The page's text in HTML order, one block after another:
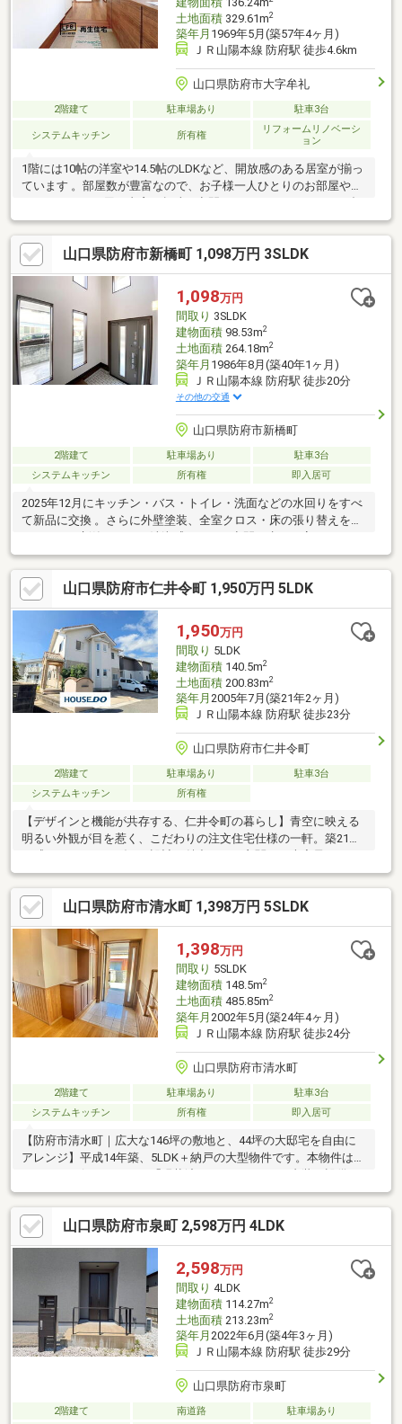
土地面積329.61m2
築年月 1969年5月(築57年4ヶ月)
ＪＲ山陽本線 防府駅 徒歩4.6km
山口県防府市大字牟礼
2階建て 駐車場あり 駐車3台
システムキッチン 所有権
リフォームリノベーシ
ョン
1階には10帖の洋室や14.5帖のLDKなど、開放感のある居室が揃っ
ています 。部屋数が豊富なので、お子様一人ひとりのお部屋や、
わせた自由な使い方が可能です♪
山口県防府市新橋町 1,098万円 3SLDK
1,098万円
間取り 3SLDK
建物面積98.53m2
土地面積264.18m2
築年月 1986年8月(築40年1ヶ月)
ＪＲ山陽本線 防府駅 徒歩20分
その他の交通
山口県防府市新橋町
2階建て 駐車場あり
駐車3台
システムキッチン
所有権 即入居可
2025年12月にキッチン・バス・トイレ・洗面などの水回りをすべ
て新品に交換 。さらに外壁塗装、全室クロス・床の張り替えを行
い、まるで新築のような清潔感あふれる空間に生まれ変わってい
ます 。【ここがイチオシ！】◆開放感のある大きな窓と吹き抜け
玄関仕様で開放感 。LDKには小上がりの和室が隣接しており、お
子様の遊び場や客間としてもマルチに活躍します 。◆ゆとりの敷
地と駐車4台： 約80坪の広々とした敷地を活かし、車4台が停めら
れるカースペースへ拡張。南側には広いお庭もあり、ペットやお
子様との遊び場としても使えます。◆佐波小学校まで徒歩10分
（約775ｍ）と近く、毎日の通学も安心です 。
山口県防府市仁井令町 1,950万円 5LDK
1,950万円
間取り 5LDK
建物面積140.5m2
土地面積200.83m2
築年月 2005年7月(築21年2ヶ月)
ＪＲ山陽本線 防府駅 徒歩23分
山口県防府市仁井令町
2階建て 駐車場あり
駐車3台
システムキッチン
所有権
【デザインと機能が共存する、仁井令町の暮らし】青空に映える
明るい外観が目を惹く、こだわりの注文住宅仕様の一軒。築21年
ーズインクローク（SIC）を備え、ベビーカーや趣味の道具もすっ
きり収納可能。水回りを集約した効率的な家事動線は、忙しい共
働き世帯の強い味方です。延床140㎡超のゆとりある5LDKは、家
族それぞれの時間も大切にできる広さ。内装リフォーム前だから
こそ、壁紙やキッチンなどをご自身のセンスで自由に選べる楽し
みがあります。立地もよく、便利なエリアで、建売にはない「個
性と暮らしやすさ」を両立した住まいを形にしませんか？
山口県防府市清水町 1,398万円 5SLDK
1,398万円
間取り 5SLDK
建物面積148.5m2
土地面積485.85m2
築年月 2002年5月(築24年4ヶ月)
ＪＲ山陽本線 防府駅 徒歩24分
山口県防府市清水町
2階建て 駐車場あり
駐車3台
システムキッチン
所有権 即入居可
【防府市清水町｜広大な146坪の敷地と、44坪の大邸宅を自由に
アレンジ】平成14年築、5LDK＋納戸の大型物件です。本物件はリ
フォームを行っていない「現状渡し」だからこそ、内装や設備を
自分好みにカスタマイズしたい方に最適。予算を抑えてDIYを楽し
むもよし、こだわりのリノベーションで新築同様に仕上げるもよ
し、選択肢は自由自在です。最大の特徴は、普通車10台分を確保
できる圧倒的な敷地。事務所兼住宅や、趣味のガレージ、多頭飼
いのドッグランなど、既存の枠にとらわれない暮らしを叶えま
す。華城小・桑山中エリアで、部屋数が必要なご家庭にも。この
「広さ」と「可能性」をぜひ現地でご確認ください。
山口県防府市泉町 2,598万円 4LDK
2,598万円
間取り 4LDK
建物面積114.27m2
土地面積213.23m2
築年月 2022年6月(築4年3ヶ月)
ＪＲ山陽本線 防府駅 徒歩29分
山口県防府市泉町
2階建て 南道路
駐車場あり